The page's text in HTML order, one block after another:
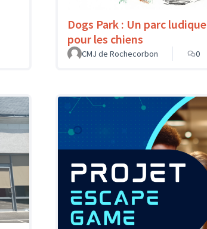
Dogs Park : Un parc ludique
pour les chiens
CMJ de Rochecorbon
0